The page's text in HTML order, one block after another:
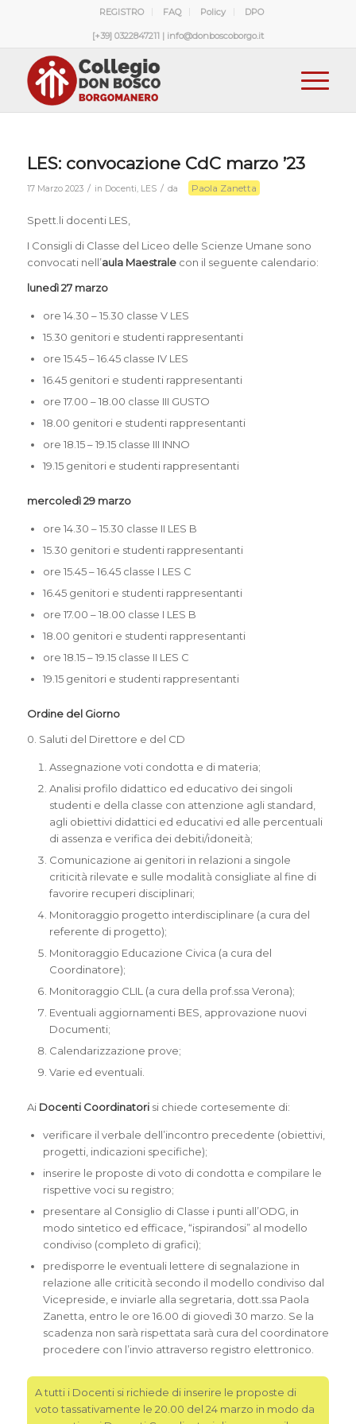
REGISTRO FAQ Policy DPO
[+39] 0322847211 | info@donboscoborgo.it
LES: convocazione CdC marzo ’23
17 Marzo 2023 / in Docenti, LES / da Paola Zanetta
Spett.li docenti LES,
I Consigli di Classe del Liceo delle Scienze Umane sono
convocati nell’aula Maestralecon il seguente calendario:
lunedì 27 marzo
ore 14.30 – 15.30 classe V LES
15.30 genitori e studenti rappresentanti
ore 15.45 – 16.45 classe IV LES
16.45 genitori e studenti rappresentanti
ore 17.00 – 18.00 classe III GUSTO
18.00 genitori e studenti rappresentanti
ore 18.15 – 19.15 classe III INNO
19.15 genitori e studenti rappresentanti
mercoledì 29 marzo
ore 14.30 – 15.30 classe II LES B
15.30 genitori e studenti rappresentanti
ore 15.45 – 16.45 classe I LES C
16.45 genitori e studenti rappresentanti
ore 17.00 – 18.00 classe I LES B
18.00 genitori e studenti rappresentanti
ore 18.15 – 19.15 classe II LES C
19.15 genitori e studenti rappresentanti
Ordine del Giorno
0. Saluti del Direttore e del CD
Assegnazione voti condotta e di materia;
Analisi profilo didattico ed educativo dei singoli
studenti e della classe con attenzione agli standard,
agli obiettivi didattici ed educativi ed alle percentuali
di assenza e verifica dei debiti/idoneità;
Comunicazione ai genitori in relazioni a singole
criticità rilevate e sulle modalità consigliate al fine di
favorire recuperi disciplinari;
Monitoraggio progetto interdisciplinare (a cura del
referente di progetto);
Monitoraggio Educazione Civica (a cura del
Coordinatore);
Monitoraggio CLIL (a cura della prof.ssa Verona);
Eventuali aggiornamenti BES, approvazione nuovi
Documenti;
Calendarizzazione prove;
Varie ed eventuali.
Ai Docenti Coordinatorisi chiede cortesemente di:
verificare il verbale dell’incontro precedente (obiettivi,
progetti, indicazioni specifiche);
inserire le proposte di voto di condotta e compilare le
rispettive voci su registro;
presentare al Consiglio di Classe i punti all’ODG, in
modo sintetico ed efficace, “ispirandosi” al modello
condiviso (completo di grafici);
predisporre le eventuali lettere di segnalazione in
relazione alle criticità secondo il modello condiviso dal
Vicepreside, e inviarle alla segretaria, dott.ssa Paola
Zanetta, entro le ore 16.00 di giovedì 30 marzo. Se la
scadenza non sarà rispettata sarà cura del coordinatore
procedere con l’invio attraverso registro elettronico.
A tutti i Docenti si richiede di inserire le proposte di
voto tassativamente le 20.00 del 24 marzo in modo da